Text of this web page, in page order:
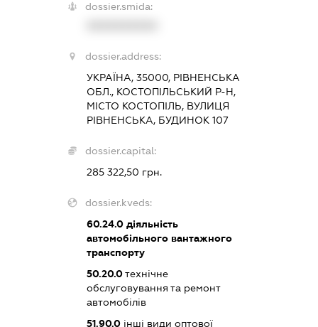
dossier.smida:
dossier.address:
УКРАЇНА, 35000, РІВНЕНСЬКА
ОБЛ., КОСТОПІЛЬСЬКИЙ Р-Н,
МІСТО КОСТОПІЛЬ, ВУЛИЦЯ
РІВНЕНСЬКА, БУДИНОК 107
dossier.capital:
285 322,50 грн.
dossier.kveds:
60.24.0діяльність
автомобільного вантажного
транспорту
50.20.0технічне
обслуговування та ремонт
автомобілів
51.90.0інші види оптової